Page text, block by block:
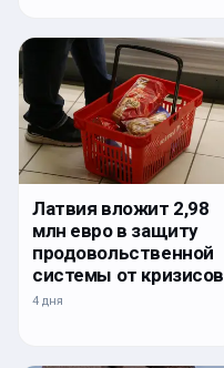
Латвия вложит 2,98
млн евро в защиту
продовольственной
системы от кризисов
4 дня